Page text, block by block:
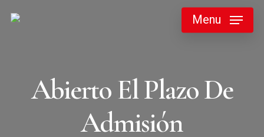
Menu
Abierto El Plazo De
Admisión